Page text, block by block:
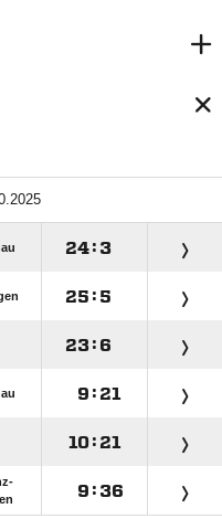
 : 
 : 
 : 
 : 
 : 
 : 